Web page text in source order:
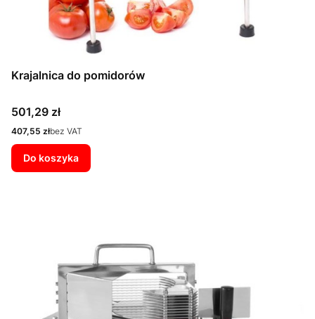
Krajalnica do pomidorów
Cena
501,29 zł
Cena
407,55 złbez VAT
Do koszyka